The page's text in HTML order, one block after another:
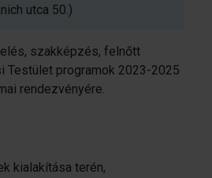
utca 50.)
szakképzés, felnőtt
Testület programok 2023-2025
rendezvényére.
kialakítása terén,